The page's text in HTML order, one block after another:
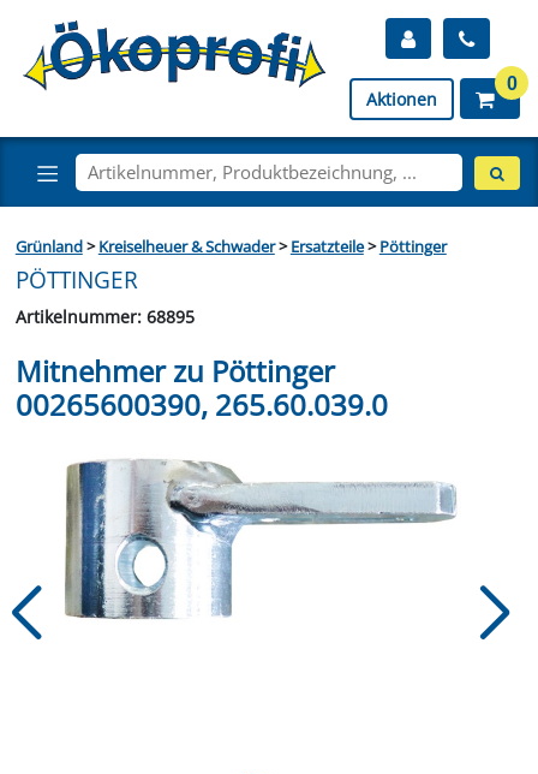
Aktionen
0
Grünland>Kreiselheuer & Schwader>Ersatzteile>Pöttinger
PÖTTINGER
Artikelnummer: 68895
Mitnehmer zu Pöttinger
00265600390, 265.60.039.0